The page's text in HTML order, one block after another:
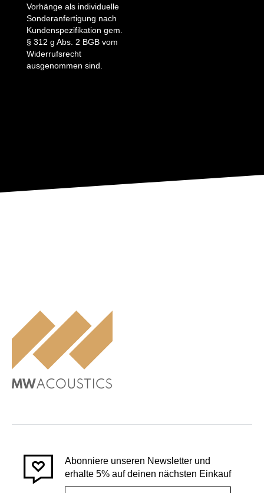
Vorhänge als individuelle
Sonderanfertigung nach
Kundenspezifikation gem.
§ 312 g Abs. 2 BGB vom
Widerrufsrecht
ausgenommen sind.
Abonniere unseren Newsletter und
erhalte 5% auf deinen nächsten Einkauf